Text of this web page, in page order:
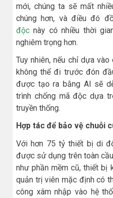
mới, chúng ta sẽ mất
chúng hơn, và điều đó
độc này có nhiều thời
nghiêm trọng hơn.
Tuy nhiên, nếu chỉ dựa
không thể đi trước đón
được tạo ra bằng AI sẽ
trình chống mã độc dựa
truyền thống.
Hợp tác để bảo vệ chuỗi
Với hơn 75 tỷ thiết bị di
được sử dụng trên toàn
như phần mềm cũ, thiết bị
quản trị viên mặc định có
công xâm nhập vào hệ